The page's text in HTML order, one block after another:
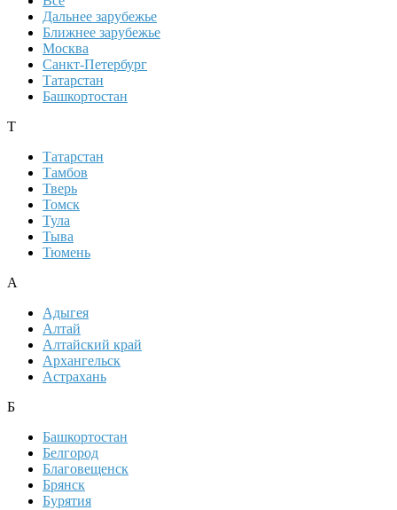
Дальнее зарубежье
Ближнее зарубежье
Москва
Санкт-Петербург
Татарстан
Башкортостан
Т
Татарстан
Тамбов
Тверь
Томск
Тула
Тыва
Тюмень
А
Адыгея
Алтай
Алтайский край
Архангельск
Астрахань
Б
Башкортостан
Белгород
Благовещенск
Брянск
Бурятия